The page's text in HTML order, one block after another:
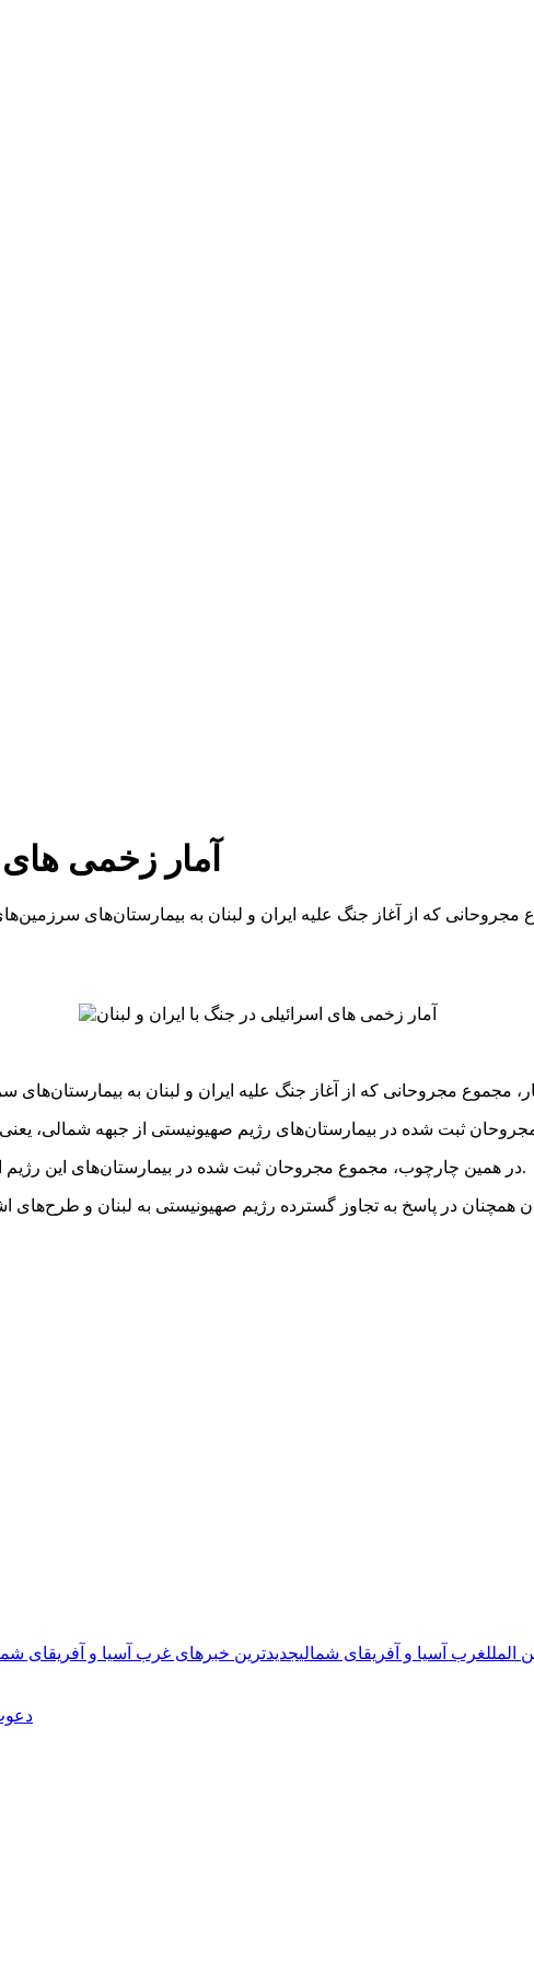
آمار زخمی های
در همین چارچوب، مجموع مجروحان ثبت‌ شده در بیمارستان‌های این رژیم از جبهه شمالی پس از آتش‌بس با لبنان نیز ۶۶۹ نفر اعلام شده است.
همچنان در پاسخ به تجاوز گسترده رژیم صهیونیستی به لبنان و طرح‌های
المللغرب آسیا و آفریقای شمالیجدیدترین خبرهای غرب آسیا و آفریقای